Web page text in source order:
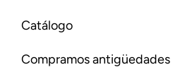
Catálogo
Compramos antigüedades